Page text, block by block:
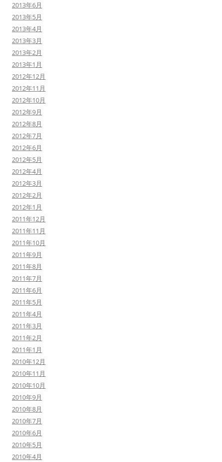
2013年6月
2013年5月
2013年4月
2013年3月
2013年2月
2013年1月
2012年12月
2012年11月
2012年10月
2012年9月
2012年8月
2012年7月
2012年6月
2012年5月
2012年4月
2012年3月
2012年2月
2012年1月
2011年12月
2011年11月
2011年10月
2011年9月
2011年8月
2011年7月
2011年6月
2011年5月
2011年4月
2011年3月
2011年2月
2011年1月
2010年12月
2010年11月
2010年10月
2010年9月
2010年8月
2010年7月
2010年6月
2010年5月
2010年4月